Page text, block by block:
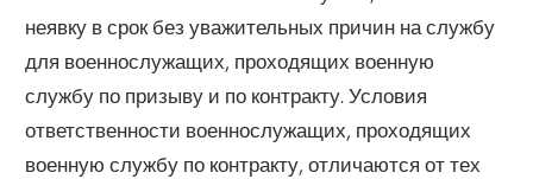
неявку в срок без уважительных причин на службу
для военнослужащих, проходящих военную
службу по призыву и по контракту. Условия
ответственности военнослужащих, проходящих
военную службу по контракту, отличаются от тех